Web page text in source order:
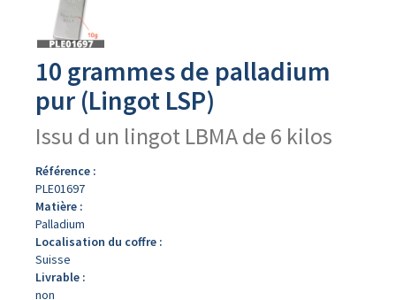
produit
10 grammes de palladium
pur (Lingot LSP)
Issu d un lingot LBMA de 6 kilos
Référence :
PLE01697
Matière :
Palladium
Localisation du coffre :
Suisse
Livrable :
non